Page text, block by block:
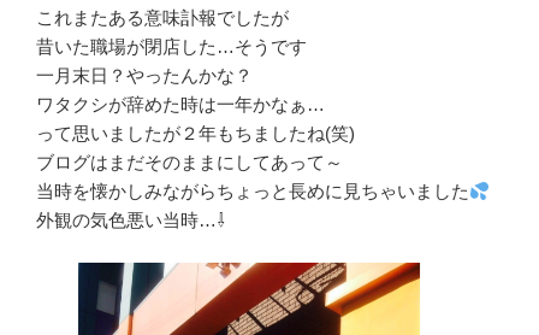
これまたある意味訃報でしたが
昔いた職場が閉店した…そうです
一月末日？やったんかな？
ワタクシが辞めた時は一年かなぁ…
って思いましたが２年もちましたね(笑)
ブログはまだそのままにしてあって～
当時を懐かしみながらちょっと長めに見ちゃいました
外観の気色悪い当時…⇩